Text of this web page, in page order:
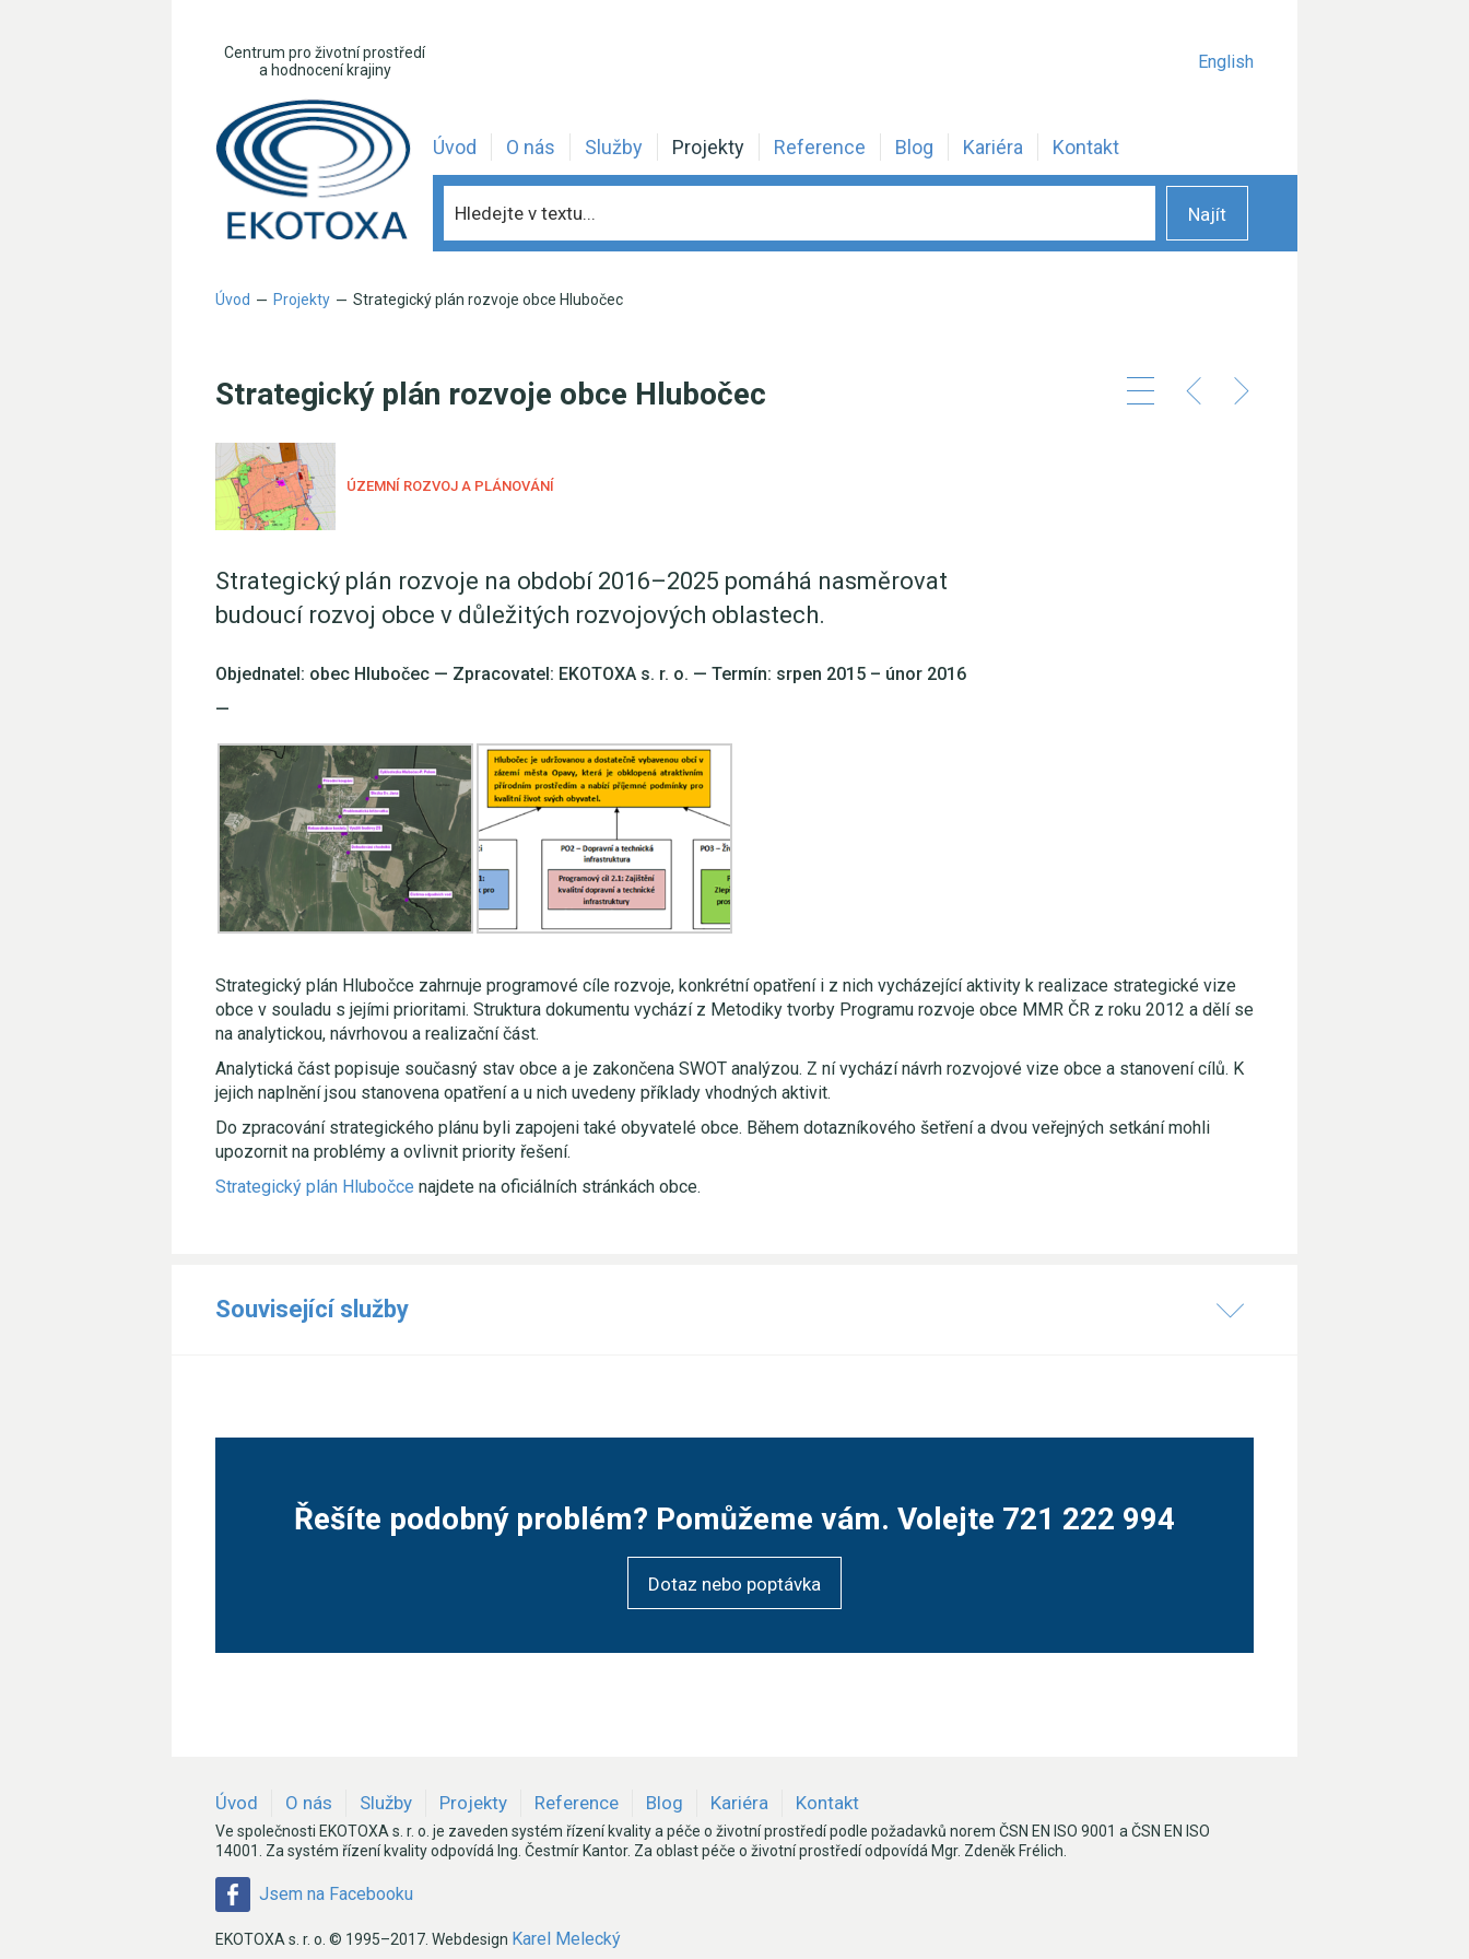
Centrum pro životní prostředí
a hodnocení krajiny
English
Úvod O nás Služby Projekty Reference Blog Kariéra Kontakt
Úvod — Projekty — Strategický plán rozvoje obce Hlubočec
Strategický plán rozvoje obce Hlubočec
ÚZEMNÍ ROZVOJ A PLÁNOVÁNÍ
Strategický plán rozvoje na období 2016–2025 pomáhá nasměrovat
budoucí rozvoj obce v důležitých rozvojových oblastech.
Objednatel: obec Hlubočec — Zpracovatel: EKOTOXA s. r. o. — Termín: srpen 2015 – únor 2016
—
Strategický plán Hlubočce zahrnuje programové cíle rozvoje, konkrétní opatření i z nich vycházející aktivity k realizace strategické vize
obce v souladu s jejími prioritami. Struktura dokumentu vychází z Metodiky tvorby Programu rozvoje obce MMR ČR z roku 2012 a dělí se
na analytickou, návrhovou a realizační část.
Analytická část popisuje současný stav obce a je zakončena SWOT analýzou. Z ní vychází návrh rozvojové vize obce a stanovení cílů. K
jejich naplnění jsou stanovena opatření a u nich uvedeny příklady vhodných aktivit.
Do zpracování strategického plánu byli zapojeni také obyvatelé obce. Během dotazníkového šetření a dvou veřejných setkání mohli
upozornit na problémy a ovlivnit priority řešení.
Strategický plán Hlubočce najdete na oficiálních stránkách obce.
Související služby
Řešíte podobný problém? Pomůžeme vám. Volejte 721 222 994
Dotaz nebo poptávka
Úvod O nás Služby Projekty Reference Blog Kariéra Kontakt
Ve společnosti EKOTOXA s. r. o. je zaveden systém řízení kvality a péče o životní prostředí podle požadavků norem ČSN EN ISO 9001 a ČSN EN ISO
14001. Za systém řízení kvality odpovídá Ing. Čestmír Kantor. Za oblast péče o životní prostředí odpovídá Mgr. Zdeněk Frélich.
Jsem na Facebooku
EKOTOXA s. r. o. © 1995–2017. Webdesign Karel Melecký